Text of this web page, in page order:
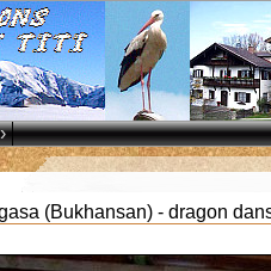
(Bukhansan) - dragon